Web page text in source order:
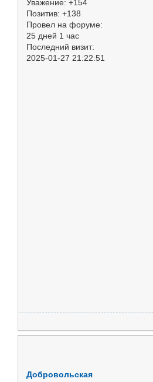
Уважение: +154
Позитив: +138
Провел на форуме:
25 дней 1 час
Последний визит:
2025-01-27 21:22:51
Добровольская